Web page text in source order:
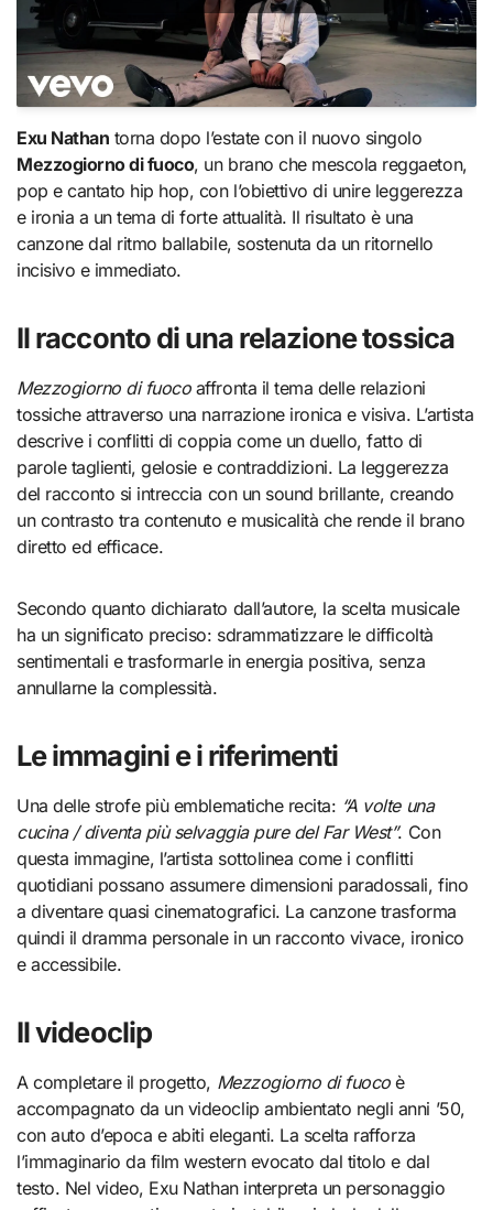
Exu Nathan torna dopo l’estate con il nuovo singolo
Mezzogiorno di fuoco, un brano che mescola reggaeton,
pop e cantato hip hop, con l’obiettivo di unire leggerezza
e ironia a un tema di forte attualità. Il risultato è una
canzone dal ritmo ballabile, sostenuta da un ritornello
incisivo e immediato.
Il racconto di una relazione tossica
Mezzogiorno di fuocoaffronta il tema delle relazioni
tossiche attraverso una narrazione ironica e visiva. L’artista
descrive i conflitti di coppia come un duello, fatto di
parole taglienti, gelosie e contraddizioni. La leggerezza
del racconto si intreccia con un sound brillante, creando
un contrasto tra contenuto e musicalità che rende il brano
diretto ed efficace.
Secondo quanto dichiarato dall’autore, la scelta musicale
ha un significato preciso: sdrammatizzare le difficoltà
sentimentali e trasformarle in energia positiva, senza
annullarne la complessità.
Le immagini e i riferimenti
Una delle strofe più emblematiche recita: “A volte una
cucina / diventa più selvaggia pure del Far West”. Con
questa immagine, l’artista sottolinea come i conflitti
quotidiani possano assumere dimensioni paradossali, fino
a diventare quasi cinematografici. La canzone trasforma
quindi il dramma personale in un racconto vivace, ironico
e accessibile.
Il videoclip
A completare il progetto, Mezzogiorno di fuocoè
accompagnato da un videoclip ambientato negli anni ’50,
con auto d’epoca e abiti eleganti. La scelta rafforza
l’immaginario da film western evocato dal titolo e dal
testo. Nel video, Exu Nathan interpreta un personaggio